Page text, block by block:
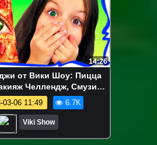
14:26
от Вики Шоу: Пицца
Челлендж, Смузи
против МАРМЕЛАДА
Real Food VS Gummy
Challenge / Вики Шоу
03-06 11:49 6.7K
Viki Show